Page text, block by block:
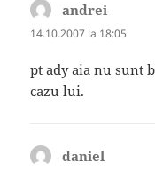
andrei
14.10.2007 la 18:05
pt ady aia nu sunt
cazu lui.
daniel